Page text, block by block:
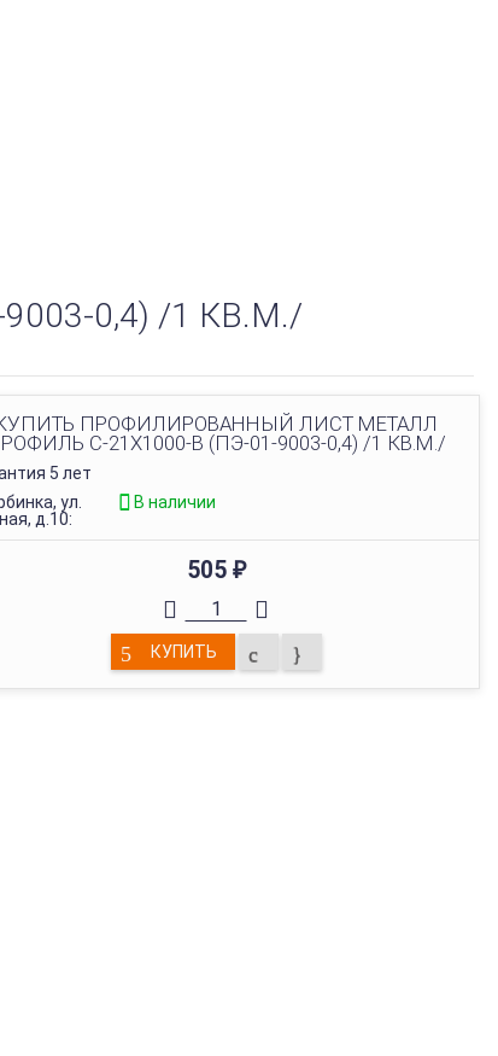
0,4) /1 КВ.М./
ПРОФИЛИРОВАННЫЙ ЛИСТ МЕТАЛЛ
С-21Х1000-B (ПЭ-01-9003-0,4) /1 КВ.М./
5 лет
ул.
д.10:
В наличии
505 ₽
КУПИТЬ